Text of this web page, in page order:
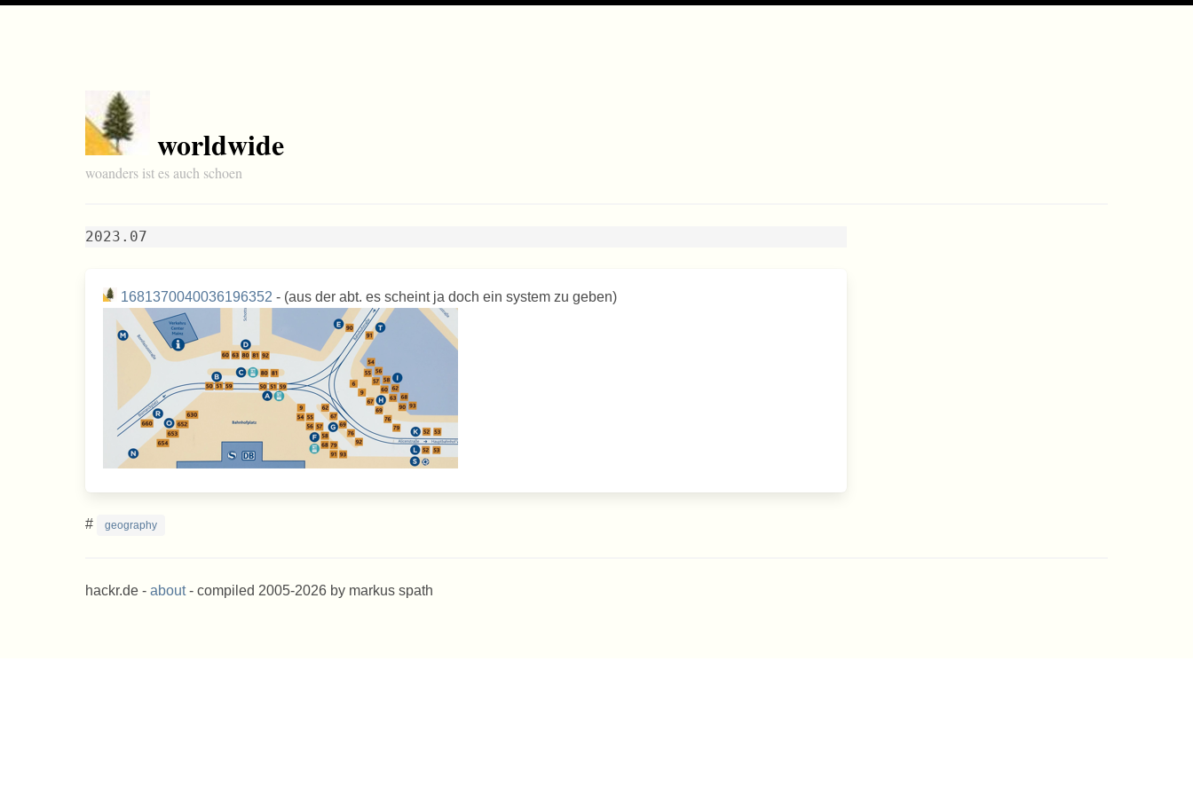
worldwide
woanders ist es auch schoen
2023.07
1681370040036196352 - (aus der abt. es scheint ja doch ein system zu geben)
# geography
hackr.de - about- compiled 2005-2026 by markus spath